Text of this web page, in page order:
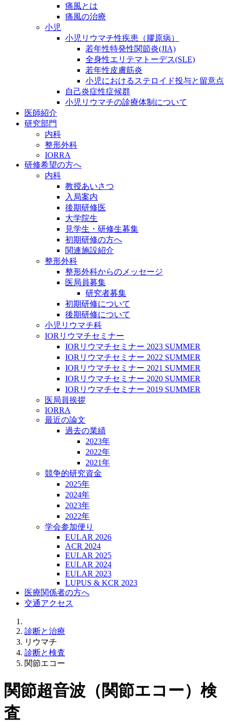
痛風とは
痛風の治療
小児
小児リウマチ性疾患（膠原病）
若年性特発性関節炎(JIA)
全身性エリテマトーデス(SLE)
若年性皮膚筋炎
小児におけるステロイド投与と留意点
自己炎症性症候群
小児リウマチの診療体制について
医師紹介
研究部門
内科
整形外科
IORRA
研修希望の方へ
内科
教授あいさつ
入局案内
後期研修医
大学院生
見学生・研修生募集
初期研修の方へ
関連施設紹介
整形外科
整形外科からのメッセージ
医局員募集
研究者募集
初期研修について
後期研修について
小児リウマチ科
IORリウマチセミナー
IORリウマチセミナー 2023 SUMMER
IORリウマチセミナー 2022 SUMMER
IORリウマチセミナー 2021 SUMMER
IORリウマチセミナー 2020 SUMMER
IORリウマチセミナー 2019 SUMMER
医局員挨拶
IORRA
最近の論文
過去の業績
2023年
2022年
2021年
競争的研究資金
2025年
2024年
2023年
2022年
学会参加便り
EULAR 2026
ACR 2024
EULAR 2025
EULAR 2024
EULAR 2023
LUPUS & KCR 2023
医療関係者の方へ
交通アクセス
診断と治療
リウマチ
診断と検査
関節エコー
関節超音波（関節エコー）検
査